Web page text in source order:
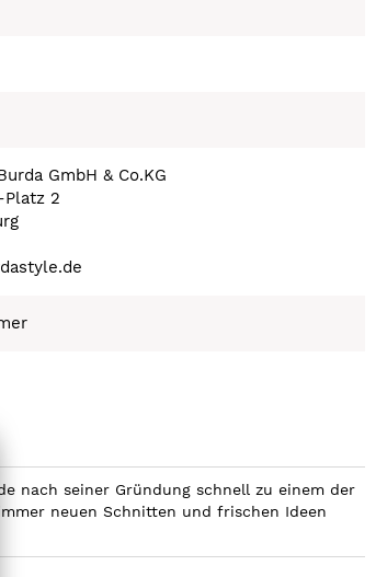
GmbH & Co.KG
2
nach seiner Gründung schnell zu einem der
neuen Schnitten und frischen Ideen